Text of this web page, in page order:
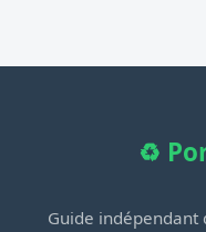
♻️
Guide indépendant